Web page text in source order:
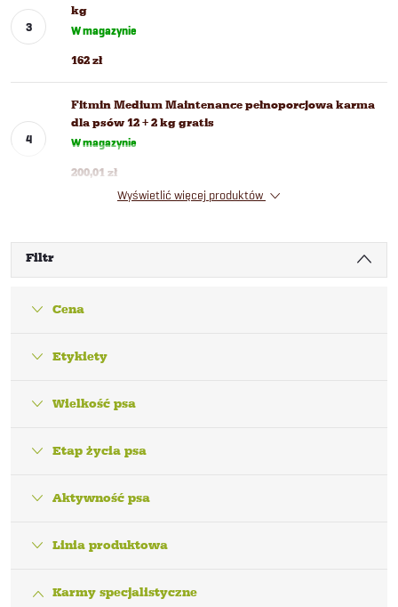
kg
W magazynie
162 zł
Fitmin Medium Maintenance pełnoporcjowa karma
dla psów 12 + 2 kg gratis
W magazynie
200,01 zł
Wyświetlić więcej produktów
Filtr
Cena
Etykiety
Wielkość psa
Etap życia psa
Aktywność psa
Linia produktowa
Karmy specjalistyczne